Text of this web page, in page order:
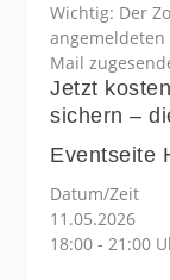
Wichtig: Der
Mail
Jetzt
sichern –
Eventseite
Datum/Zeit
11.05.2026
18:00 - 21:00